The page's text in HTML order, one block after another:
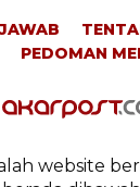
PEDOMAN
website